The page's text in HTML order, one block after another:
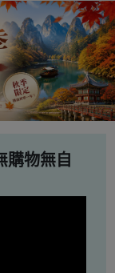
購物無自